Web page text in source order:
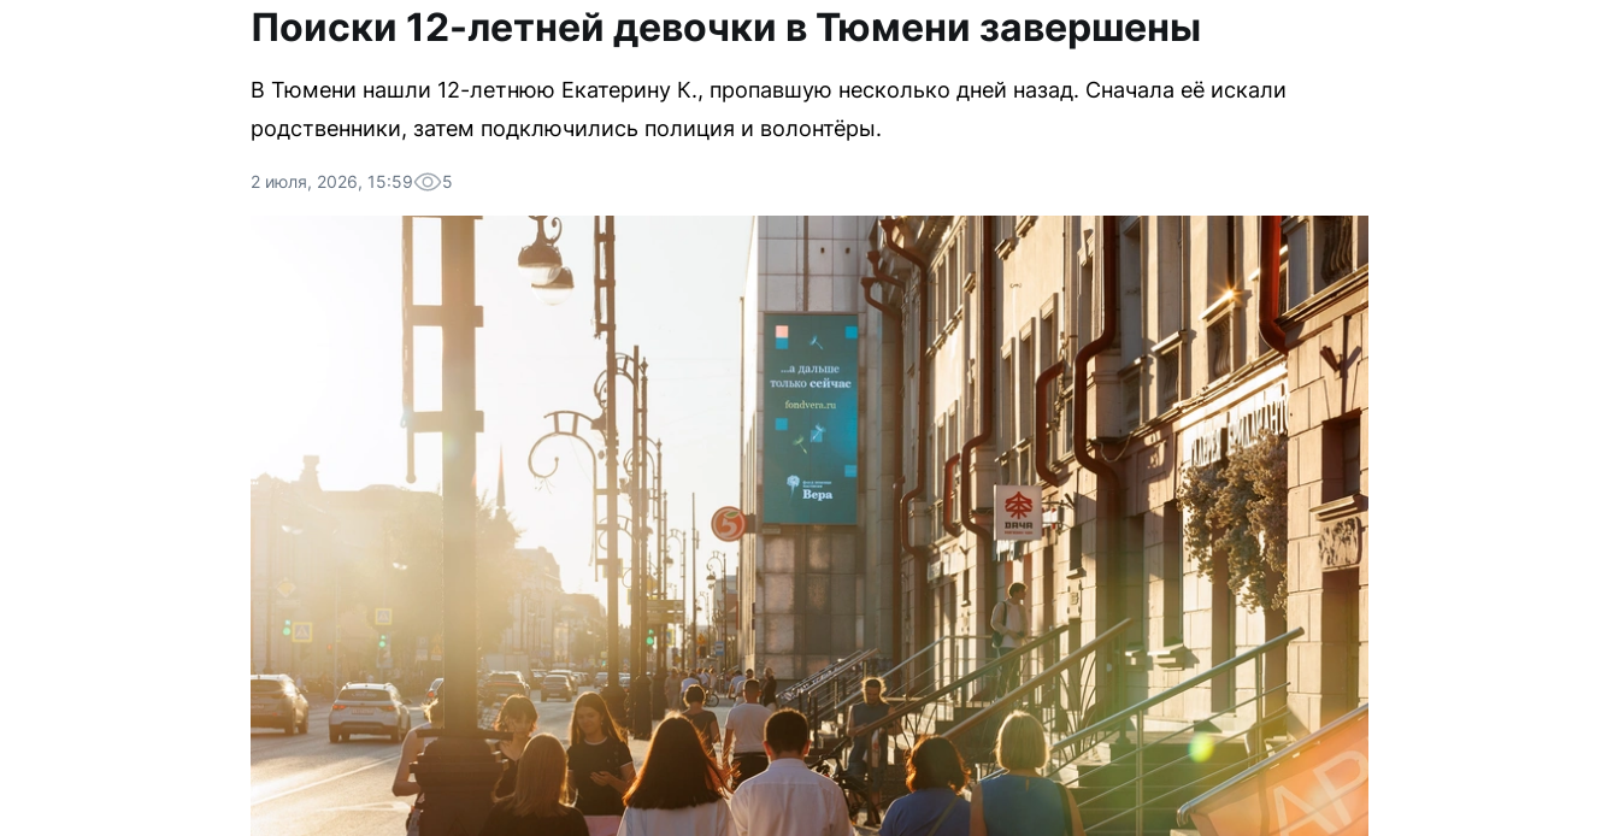
Поиски 12-летней девочки в Тюмени завершены
В Тюмени нашли 12-летнюю Екатерину К., пропавшую несколько дней назад. Сначала её искали
родственники, затем подключились полиция и волонтёры.
2 июля, 2026, 15:59 5